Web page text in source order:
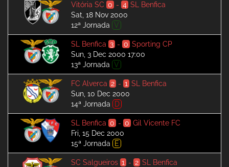
Vitória SC 0 - 4 SL Benfica
Sat, 18 Nov 2000
12ª Jornada V
SL Benfica 3 - 0 Sporting CP
Sun, 3 Dec 2000 17:00
13ª Jornada V
FC Alverca 2 - 1 SL Benfica
Sun, 10 Dec 2000
14ª Jornada
D
SL Benfica 0 - 0 Gil Vicente FC
Fri, 15 Dec 2000
15ª Jornada
E
SC Salgueiros 1 - 2 SL Benfica